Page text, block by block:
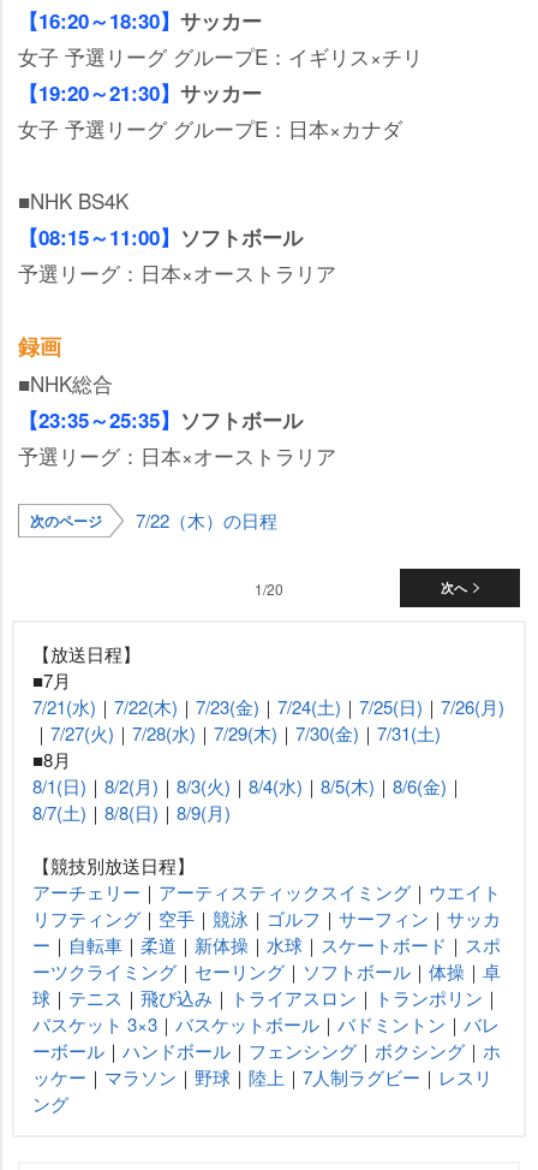
【16:20～18:30】 サッカー
女子 予選リーグ グループE：イギリス×チリ
【19:20～21:30】 サッカー
女子 予選リーグ グループE：日本×カナダ
■NHK BS4K
【08:15～11:00】 ソフトボール
予選リーグ：日本×オーストラリア
録画
■NHK総合
【23:35～25:35】 ソフトボール
予選リーグ：日本×オーストラリア
次のページ 7/22（木）の日程
次へ
1/20
【放送日程】
■7月
7/21(水) ｜ 7/22(木) ｜ 7/23(金) ｜ 7/24(土) ｜ 7/25(日) ｜ 7/26(月)
｜ 7/27(火) ｜ 7/28(水) ｜ 7/29(木) ｜ 7/30(金) ｜ 7/31(土)
■8月
8/1(日) ｜ 8/2(月) ｜ 8/3(火) ｜ 8/4(水) ｜ 8/5(木) ｜ 8/6(金) ｜
8/7(土) ｜ 8/8(日) ｜ 8/9(月)
【競技別放送日程】
アーチェリー ｜ アーティスティックスイミング ｜ ウエイト
リフティング ｜ 空手 ｜ 競泳 ｜ ゴルフ ｜ サーフィン ｜ サッカ
ー ｜ 自転車 ｜ 柔道 ｜ 新体操 ｜ 水球 ｜ スケートボード ｜ スポ
ーツクライミング ｜ セーリング ｜ ソフトボール ｜ 体操 ｜ 卓
球 ｜ テニス ｜ 飛び込み ｜ トライアスロン ｜ トランポリン ｜
バスケット 3×3 ｜ バスケットボール ｜ バドミントン ｜ バレ
ーボール ｜ ハンドボール ｜ フェンシング ｜ ボクシング ｜ ホ
ッケー ｜ マラソン ｜ 野球 ｜ 陸上 ｜ 7人制ラグビー ｜ レスリ
ング